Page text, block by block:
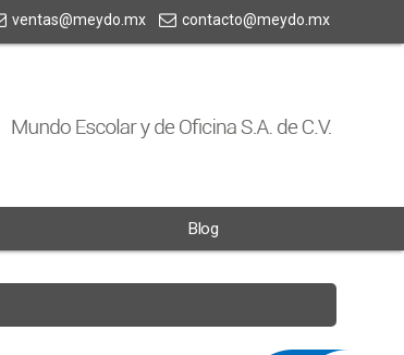
ventas@meydo.mx contacto@meydo.mx
Blog